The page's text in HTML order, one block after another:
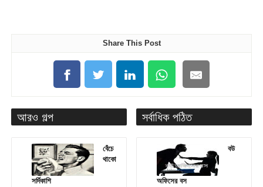
Share This Post
আরও গল্প
বেঁচে
থাকো
সর্দিকাশি
সর্বাধিক পঠিত
বউ
অফিসের বস